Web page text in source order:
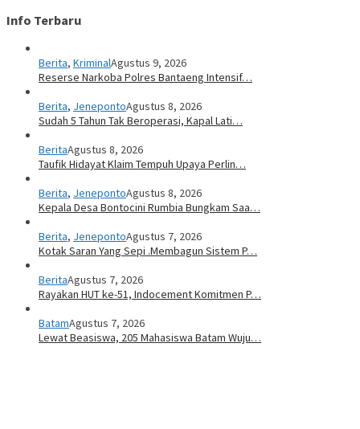
Info Terbaru
Berita, KriminalAgustus 9, 2026
Reserse Narkoba Polres Bantaeng Intensif…
Berita, JenepontoAgustus 8, 2026
Sudah 5 Tahun Tak Beroperasi, Kapal Lati…
BeritaAgustus 8, 2026
Taufik Hidayat Klaim Tempuh Upaya Perlin…
Berita, JenepontoAgustus 8, 2026
Kepala Desa Bontocini Rumbia Bungkam Saa…
Berita, JenepontoAgustus 7, 2026
Kotak Saran Yang Sepi .Membagun Sistem P…
BeritaAgustus 7, 2026
Rayakan HUT ke-51, Indocement Komitmen P…
BatamAgustus 7, 2026
Lewat Beasiswa, 205 Mahasiswa Batam Wuju…